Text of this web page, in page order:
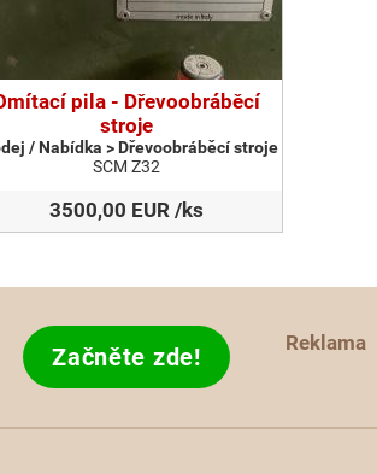
pila - Dřevoobráběcí
stroje
/ Nabídka > Dřevoobráběcí stroje
SCM Z32
3500,00 EUR /ks
Začněte zde! Reklama